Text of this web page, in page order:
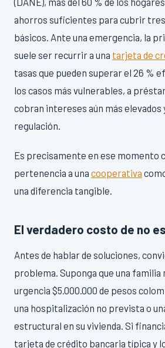
ahorros suficientes para cubrir
básicos. Ante una emergencia, la
suele ser recurrir a una tarjeta de
tasas que pueden superar el 26 %
los casos más vulnerables, a
cobran intereses aún más elevados
regulación.
Es precisamente en ese momento
pertenencia a una cooperativa
una diferencia tangible.
El verdadero costo de no
Antes de hablar de soluciones,
problema. Suponga que una familia
urgencia $5.000.000 de pesos
una hospitalización no prevista o
estructural en su vivienda. Si
tarjeta de crédito bancaria típica y